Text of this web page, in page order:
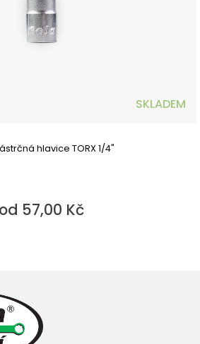
SKLADEM
hlavice TORX 1/4"
od 57,00 Kč